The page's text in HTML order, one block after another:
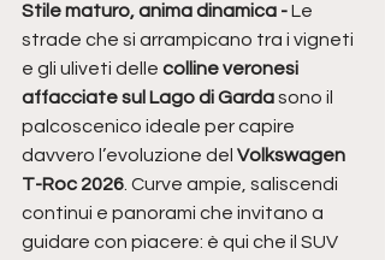
Stile maturo, anima dinamica - Le
strade che si arrampicano tra i vigneti
e gli uliveti delle colline veronesi
affacciate sul Lago di Garda sono il
palcoscenico ideale per capire
davvero l’evoluzione del Volkswagen
T-Roc 2026. Curve ampie, saliscendi
continui e panorami che invitano a
guidare con piacere: è qui che il SUV